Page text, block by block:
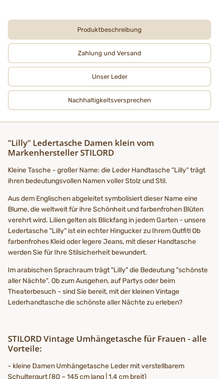
Produktbeschreibung
Zahlung und Versand
Unser Leder
Nachhaltigkeits­­­versprechen
"Lilly" Ledertasche Damen klein vom
Markenhersteller STILORD
Kleine Tasche - großer Name: die Leder Handtasche "Lilly" trägt
ihren bedeutungsvollen Namen voller Stolz und Stil.
Aus dem Englischen abgeleitet symbolisiert dieser Name eine
Blume, die weltweit für ihre Schönheit und farbenfrohen Blüten
verehrt wird. Lilien gelten als Blickfang in jedem Garten - unsere
Ledertasche "Lilly" ist ein echter Hingucker zu Ihrem Outfit! Ob
farbenfrohes Kleid oder legere Jeans, mit dieser Handtasche
werden Sie für Ihre Stilsicherheit bewundert.
Im arabischen Sprachraum trägt "Lilly" die Bedeutung "schönste
aller Nächte". Ob zum Ausgehen, auf Partys oder beim
Theaterbesuch - sind Sie bereit, mit der kleinen Vintage
Lederhandtasche die schönste aller Nächte zu erleben?
STILORD Vintage Umhängetasche für Frauen - alle
Vorteile:
- kleine Damen Umhängetasche Leder mit verstellbarem
Schultergurt (80 – 145 cm lang | 1,4 cm breit)